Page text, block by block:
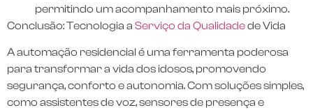
permitindo um acompanhamento mais próximo.
Conclusão: Tecnologia a Serviço da Qualidadede Vida
A automação residencial é uma ferramenta poderosa
para transformar a vida dos idosos, promovendo
segurança, conforto e autonomia. Com soluções simples,
como assistentes de voz, sensores de presença e